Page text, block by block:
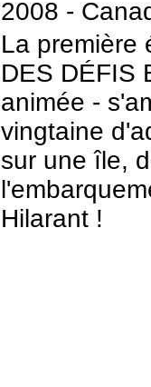
2008 -
La première
DES DÉFIS
animée -
vingtaine
sur une île,
Hilarant !